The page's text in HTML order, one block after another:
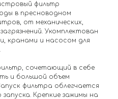
фильтр
в пресноводном
от механических,
Укомплектован
кранами и насосом для
сочетающий в себе
и большой объем
фильтра облегчается
Крепкие зажимы на